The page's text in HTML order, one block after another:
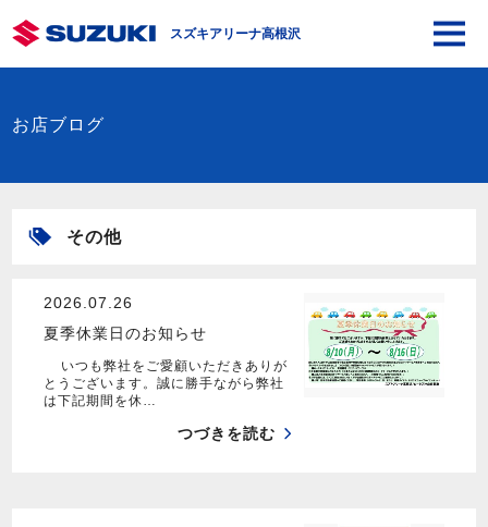
スズキアリーナ高根沢
お店ブログ
その他
2026.07.26
夏季休業日のお知らせ
いつも弊社をご愛顧いただきありが
とうございます。誠に勝手ながら弊社
は下記期間を休…
つづきを読む